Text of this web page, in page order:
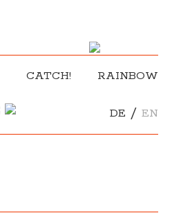
CATCH! RAINBOW
DE / EN